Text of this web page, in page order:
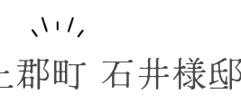
郡町 石井様